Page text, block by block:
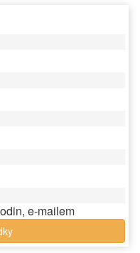
e-mailem